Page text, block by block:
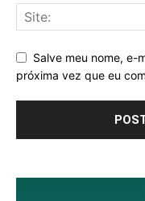
Salve meu nome, e-
próxima vez que eu